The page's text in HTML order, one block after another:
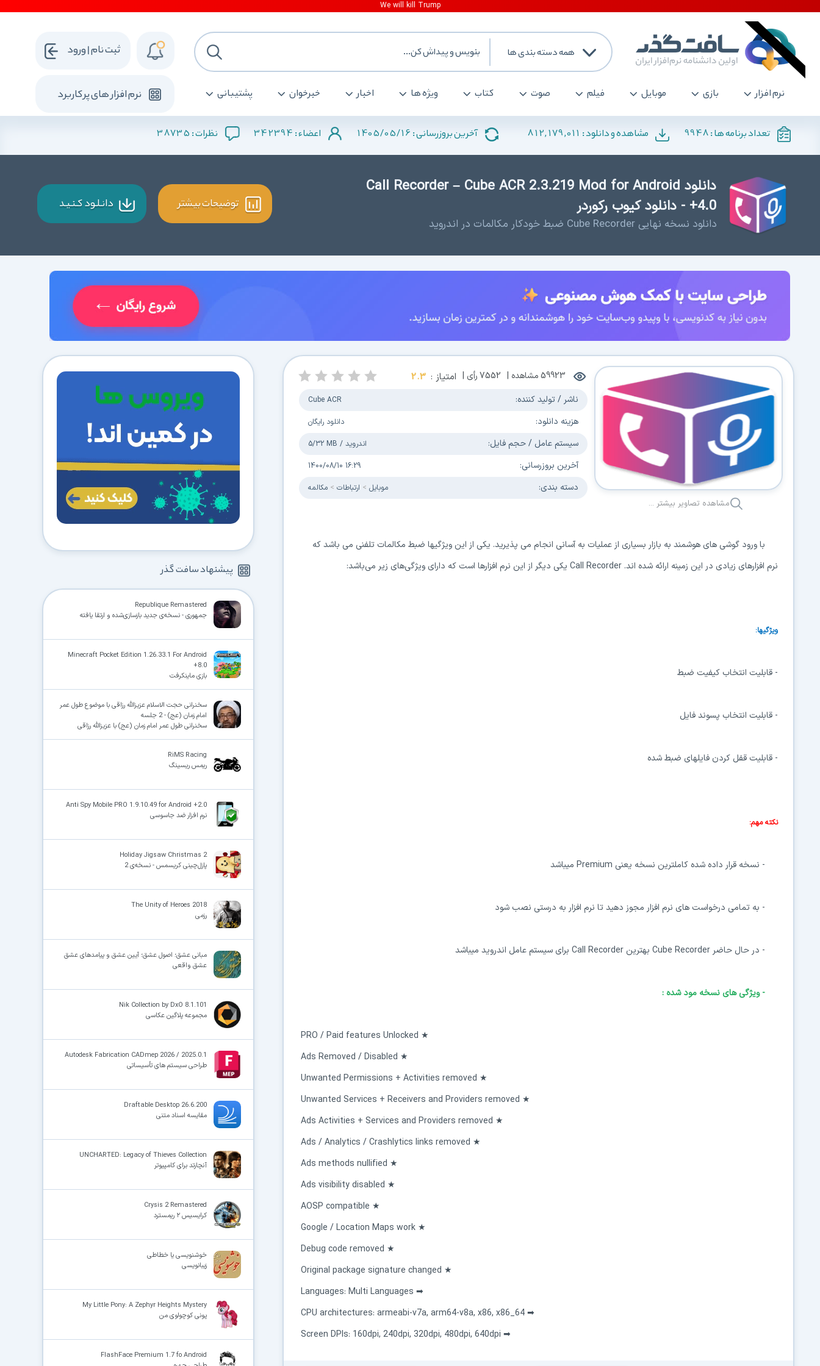
همه دسته بندی ها
نرم افزار بازی موبایل فیلم صوت کتاب ویژه ها اخبار خبرخوان پشتیبانی نرم افزار های پرکاربرد
ثبت نام | ورود
تعداد برنامه ها :9948 مشاهده و دانلود : 812,179,011 آخرین بروزرسانی : 1405/05/16 اعضاء : 342394 نظرات : 38735
دانلود Call Recorder – Cube ACR 2.3.219 Mod for Android
+4.0 - دانلود کیوب رکوردر
دانلود نسخه نهایی Cube Recorder ضبط خودکار مکالمات در اندروید
توضیحات بیشتر دانـلـود کـنـیـد
مشاهده تصاویر بیشتر ...
59923مشاهده | 7552رأی | امتیاز : 2.3
ناشر / تولید کننده: Cube ACR
هزینه دانلود: دانلود رایگان
سیستم عامل / حجم فایل: 5/32 MB / اندروید
آخرین بروزرسانی: 1400/08/10 16:29
دسته بندی: موبایل ارتباطات مکالمه
با ورود گوشی های هوشمند به بازار بسیاری از عملیات به آسانی انجام می پذیرید. یکی از این ویژگیها ضبط مکالمات تلفنی می باشد که
نرم افزارهای زیادی در این زمینه ارائه شده اند. Call Recorder یکی دیگر از این نرم افزارها است که دارای ویژگی‌های زیر می‌باشد:
ویژگیها:
- قابلیت انتخاب کیفیت ضبط
- قابلیت انتخاب پسوند فایل
- قابلیت قفل کردن فایلهای ضبط شده
نکته مهم:
- نسخه قرار داده شده کاملترین نسخه یعنی Premium میباشد
- به تمامی درخواست های نرم افزار مجوز دهید تا نرم افزار به درستی نصب شود
- در حال حاضر Cube Recorder بهترین Call Recorder برای سیستم عامل اندروید میباشد
- ویژگی های نسخه مود شده :
★ PRO / Paid features Unlocked
★ Ads Removed / Disabled
★ Unwanted Permissions + Activities removed
★ Unwanted Services + Receivers and Providers removed
★ Ads Activities + Services and Providers removed
★ Ads / Analytics / Crashlytics links removed
★ Ads methods nullified
★ Ads visibility disabled
★ AOSP compatible
★ Google / Location Maps work
★ Debug code removed
★ Original package signature changed
➡ Languages: Multi Languages
➡ CPU architectures: armeabi-v7a, arm64-v8a, x86, x86_64
➡ Screen DPIs: 160dpi, 240dpi, 320dpi, 480dpi, 640dpi
پیشنهاد سافت گذر
Republique Remastered
جمهوری - نسخه‌ی جدید بازسازی‌شده و ارتقا یافته
Minecraft Pocket Edition 1.26.33.1 For Android
+8.0
بازی ماینکرفت
سخنرانی حجت الاسلام عزیزالله رزاقی با موضوع طول عمر
امام زمان (عج) - 2 جلسه
سخنرانی طول عمر امام زمان (عج) با عزیزالله رزاقی
RiMS Racing
ریمس ریسینگ
Anti Spy Mobile PRO 1.9.10.49 for Android +2.0
نرم افزار ضد جاسوسی
Holiday Jigsaw Christmas 2
پازل‌چینی کریسمس - نسخه‌ی 2
The Unity of Heroes 2018
رزمی
مبانی عشق؛ اصول عشق؛ آیین عشق و پیامدهای عشق
عشق واقعی
Nik Collection by DxO 8.1.101
مجموعه پلاگین عکاسی
Autodesk Fabrication CADmep 2026 / 2025.0.1
طراحی سیستم های تأسیساتی
Draftable Desktop 26.6.200
مقایسه اسناد متنی
UNCHARTED: Legacy of Thieves Collection
آنچارتد برای کامپیوتر
Crysis 2 Remastered
کرایسیس ۲ ریمسترد
خوشنویسی یا خطاطی
زیبانویسی
My Little Pony: A Zephyr Heights Mystery
پونی کوچولوی من
FlashFace Premium 1.7 fo Android
در حال آماده‌سازی لینک دانلود...
15
⭐ با عضویت ویژه، تمام محدودیت‌ها را بردارید: